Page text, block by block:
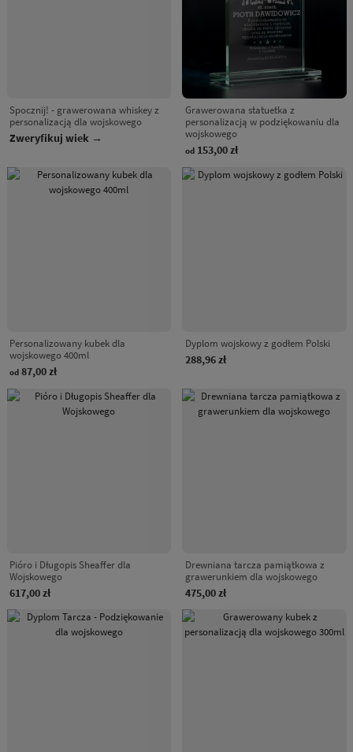
Spocznij! - grawerowana whiskey z
personalizacją dla wojskowego
Zweryfikuj wiek →
Grawerowana statuetka z
personalizacją w podziękowaniu dla
wojskowego
od153,00 zł
Personalizowany kubek dla
wojskowego 400ml
od 87,00 zł
Dyplom wojskowy z godłem Polski
288,96 zł
Pióro i Długopis Sheaffer dla
Wojskowego
617,00 zł
Drewniana tarcza pamiątkowa z
grawerunkiem dla wojskowego
475,00 zł